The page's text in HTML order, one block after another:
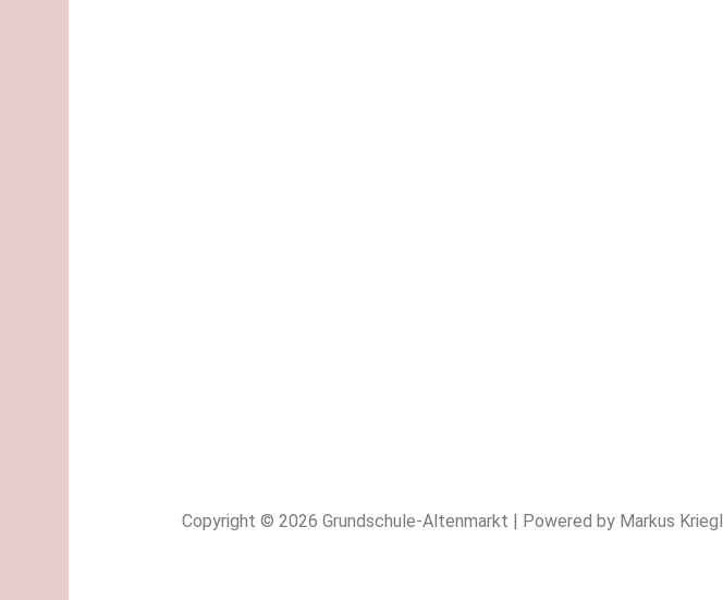
Copyright © 2026 Grundschule-Altenmarkt | Powered by Markus Kriegl